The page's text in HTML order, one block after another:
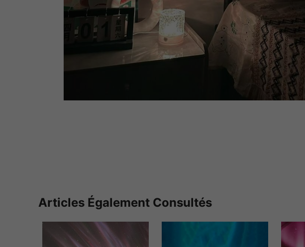
Articles Également Consultés